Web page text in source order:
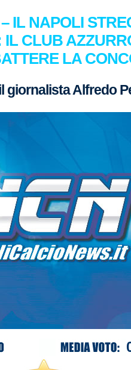
IL NAPOLI
CLUB
LA
giornalista Alfredo